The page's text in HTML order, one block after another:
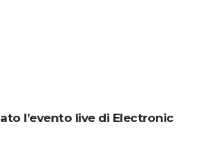
l’evento live di Electronic